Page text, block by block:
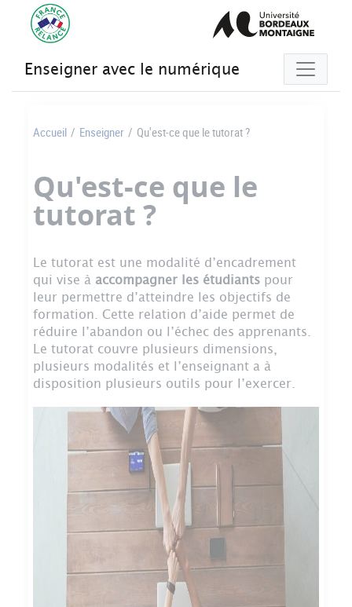
Enseigner avec le numérique
Accueil / Enseigner / Qu'est-ce que le tutorat ?
Qu'est-ce que le
tutorat ?
Le tutorat est une modalité d’encadrement
qui vise à accompagner les étudiants pour
leur permettre d’atteindre les objectifs de
formation. Cette relation d’aide permet de
réduire l’abandon ou l’échec des apprenants.
Le tutorat couvre plusieurs dimensions,
plusieurs modalités et l’enseignant a à
disposition plusieurs outils pour l’exercer.
Gestion des cookies